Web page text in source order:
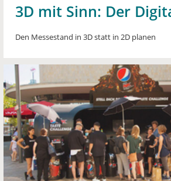
3D mit Sinn: Der
Den Messestand in 3D statt in 2D planen